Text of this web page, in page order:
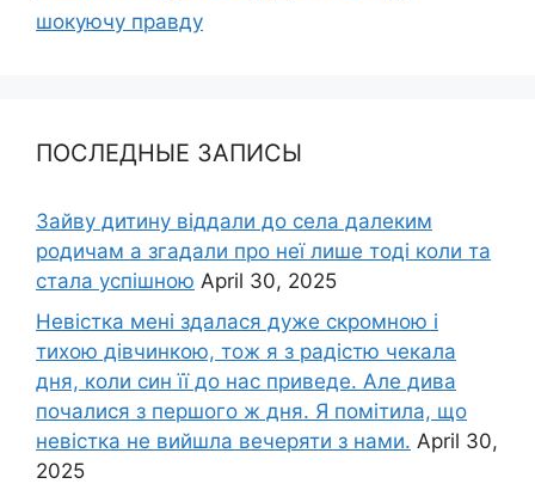
шокуючу правду
ПОСЛЕДНЫЕ ЗАПИСЫ
Зайву дитину віддали до села далеким
родичам а згадали про неї лише тоді коли та
стала успішною April 30, 2025
Невістка мені здалася дуже скромною і
тихою дівчинкою, тож я з радістю чекала
дня, коли син її до нас приведе. Але дива
почалися з першого ж дня. Я помітила, що
невістка не вийшла вечеряти з нами. April 30,
2025